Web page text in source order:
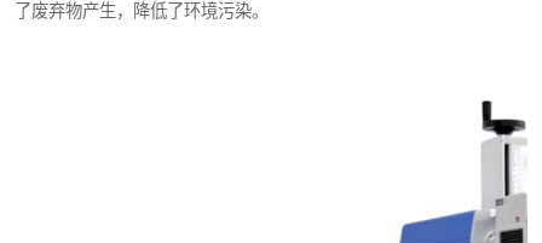
了废弃物产生，降低了环境污染。